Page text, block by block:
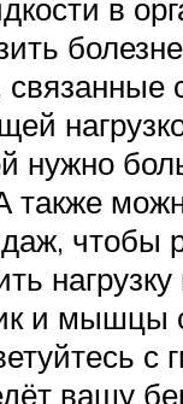
в
нужно
также
чтобы
нагрузку
и мышцы
с
вашу